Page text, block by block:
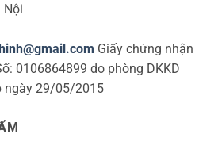
Nội
Giấy chứng nhận
0106864899 do phòng DKKD
ngày 29/05/2015